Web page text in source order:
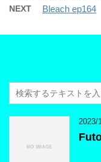
NEXT Bleach ep164
2023/